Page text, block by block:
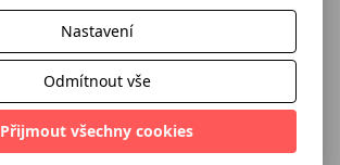
Dárky ze zbytků látek
Debbie Shore
233 Kč 259 Kč
Nastavení
Odmítnout vše
Přijmout všechny cookies